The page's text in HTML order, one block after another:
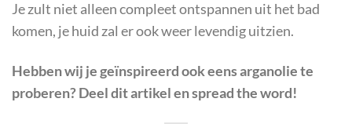
Je zult niet alleen compleet ontspannen uit het bad
komen, je huid zal er ook weer levendig uitzien.
Hebben wij je geïnspireerd ook eens arganolie te
proberen? Deel dit artikel en spread the word!